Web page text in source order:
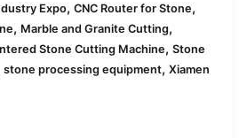
Expo,CNC Router for Stone,
, Marble and Granite Cutting,
Stone Cutting Machine,Stone
stone processing equipment,Xiamen